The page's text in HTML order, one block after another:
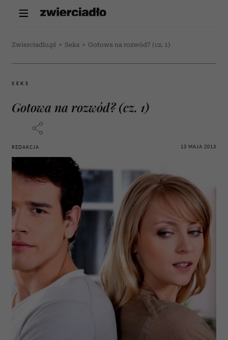
Zwierciadlo.pl > Seks > Gotowa na rozwód? (cz. 1)
SEKS
Gotowa na rozwód? (cz. 1)
REDAKCJA 13 MAJA 2013